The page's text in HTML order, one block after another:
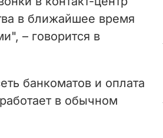
в ближайшее время
– говорится в
банкоматов и оплата
в обычном